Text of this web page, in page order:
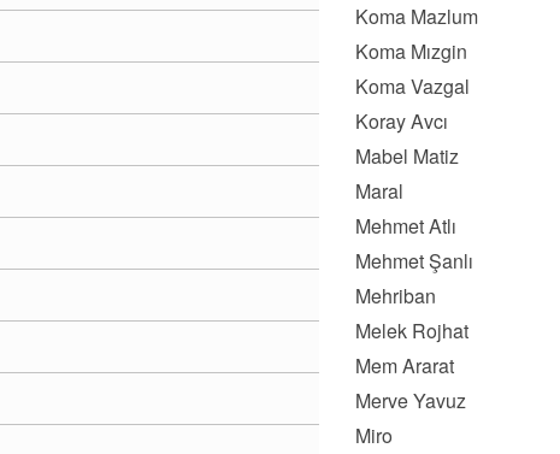
Koma Mazlum
Koma Mızgin
Koma Vazgal
Koray Avcı
Mabel Matiz
Maral
Mehmet Atlı
Mehmet Şanlı
Mehriban
Melek Rojhat
Mem Ararat
Merve Yavuz
Miro